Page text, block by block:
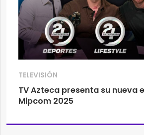
TELEVISIÓN
TV Azteca presenta su nueva
Mipcom 2025